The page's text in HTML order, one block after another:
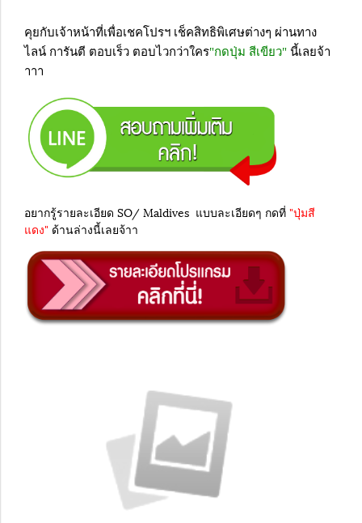
คุยกับเจ้าหน้าที่เพื่อเชคโปรฯ เช็คสิทธิพิเศษต่างๆ ผ่านทาง
ไลน์ การันตี ตอบเร็ว ตอบไวกว่าใคร"กดปุ่ม สีเขียว" นี้เลยจ้า
าาา
อยากรู้รายละเอียด SO/ Maldives แบบละเอียดๆ กดที่"ปุ่มสี
แดง" ด้านล่างนี้เลยจ้าา